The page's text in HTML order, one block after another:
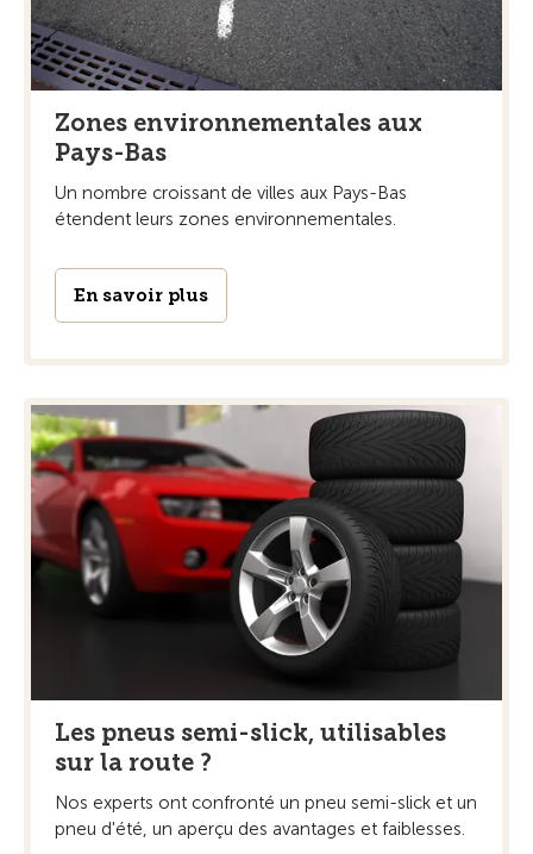
Zones environnementales aux
Pays-Bas
Un nombre croissant de villes aux Pays-Bas
étendent leurs zones environnementales.
En savoir plus
Les pneus semi-slick, utilisables
sur la route ?
Nos experts ont confronté un pneu semi-slick et un
pneu d'été, un aperçu des avantages et faiblesses.